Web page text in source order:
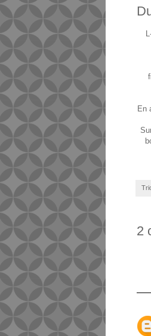
En
2